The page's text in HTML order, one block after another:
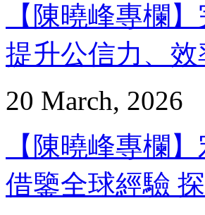
【陳曉峰專欄
提升公信力、
20 March, 2026
【陳曉峰專欄
借鑒全球經驗